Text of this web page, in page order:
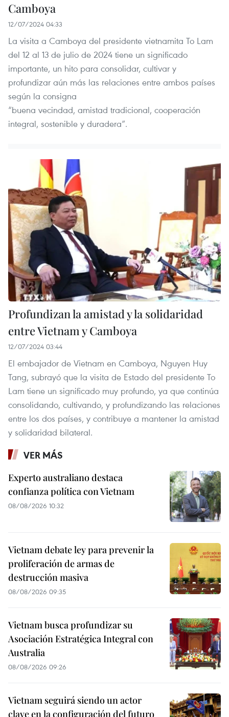
Camboya
12/07/2024 04:33
La visita a Camboya del presidente vietnamita To Lam
del 12 al 13 de julio de 2024 tiene un significado
importante, un hito para consolidar, cultivar y
profundizar aún más las relaciones entre ambos países
según la consigna
“buena vecindad, amistad tradicional, cooperación
integral, sostenible y duradera”.
Profundizan la amistad y la solidaridad
entre Vietnam y Camboya
12/07/2024 03:44
El embajador de Vietnam en Camboya, Nguyen Huy
Tang, subrayó que la visita de Estado del presidente To
Lam tiene un significado muy profundo, ya que continúa
consolidando, cultivando, y profundizando las relaciones
entre los dos países, y contribuye a mantener la amistad
y solidaridad bilateral.
VER MÁS
Experto australiano destaca
confianza política con Vietnam
08/08/2026 10:32
Vietnam debate ley para prevenir la
proliferación de armas de
destrucción masiva
08/08/2026 09:35
Vietnam busca profundizar su
Asociación Estratégica Integral con
Australia
08/08/2026 09:26
Vietnam seguirá siendo un actor
clave en la configuración del futuro